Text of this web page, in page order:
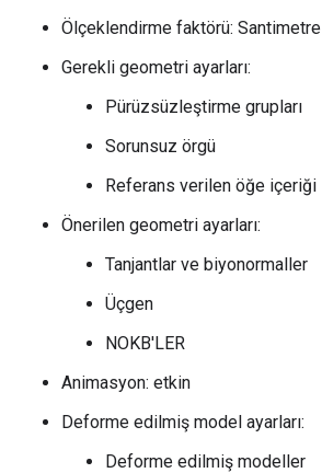
Ölçeklendirme faktörü: Santimetre
Gerekli geometri ayarları:
Pürüzsüzleştirme grupları
Sorunsuz örgü
Referans verilen öğe içeriği
Önerilen geometri ayarları:
Tanjantlar ve biyonormaller
Üçgen
NOKB'LER
Animasyon: etkin
Deforme edilmiş model ayarları:
Deforme edilmiş modeller